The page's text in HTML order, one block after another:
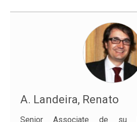
A. Landeira, Renato
Senior Associate de su